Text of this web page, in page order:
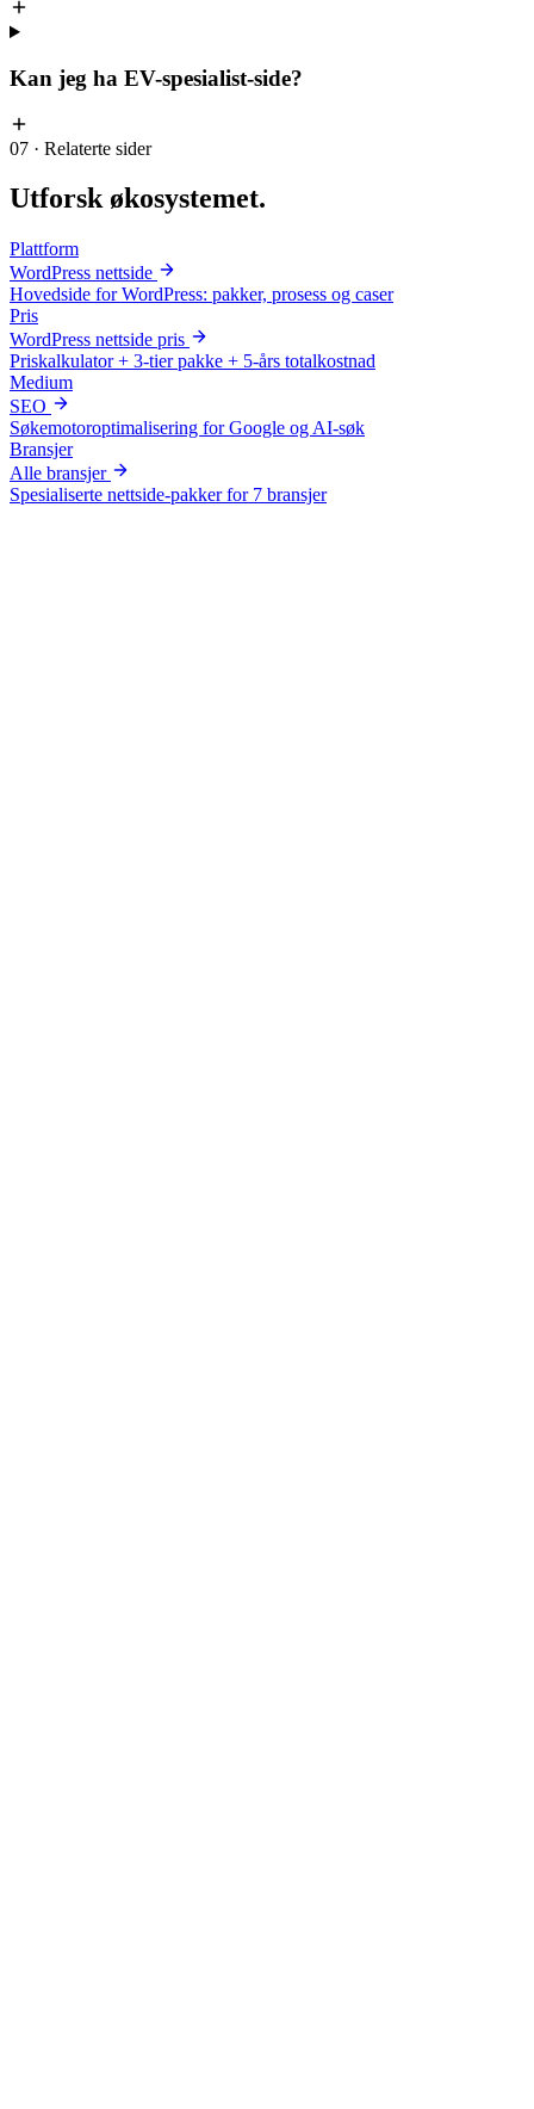
Kan jeg ha EV-spesialist-side?
07 · Relaterte sider
Utforsk økosystemet.
Plattform
WordPress nettside
Hovedside for WordPress: pakker, prosess og caser
Pris
WordPress nettside pris
Priskalkulator + 3-tier pakke + 5-års totalkostnad
Medium
SEO
Søkemotoroptimalisering for Google og AI-søk
Bransjer
Alle bransjer
Spesialiserte nettside-pakker for 7 bransjer